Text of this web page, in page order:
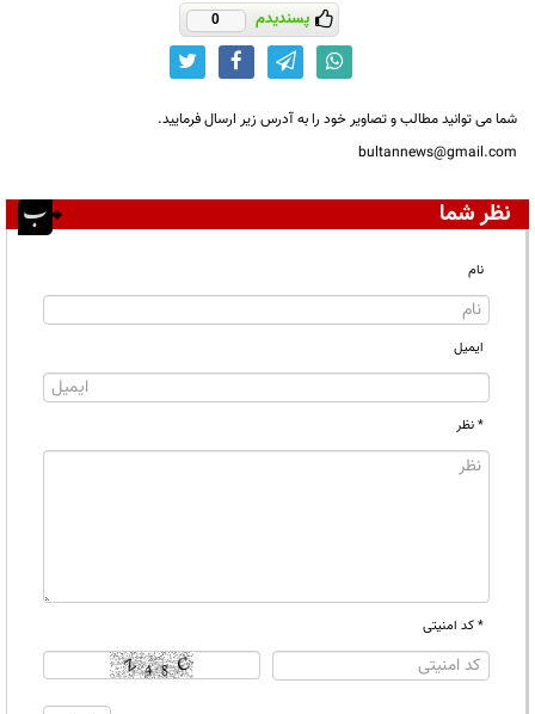
پسندیدم 0
شما می توانید مطالب و تصاویر خود را به آدرس زیر ارسال فرمایید.
bultannews@gmail.com
نظر شما
نام
ایمیل
* نظر
* کد امنیتی